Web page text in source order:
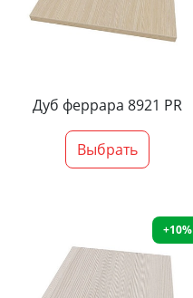
Дуб феррара 8921 PR
Выбрать
+10%